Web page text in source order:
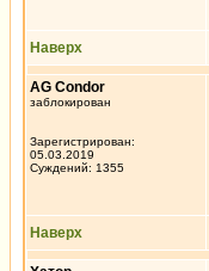
Наверх
AG Condor
заблокирован
Зарегистрирован:
05.03.2019
Суждений: 1355
Наверх